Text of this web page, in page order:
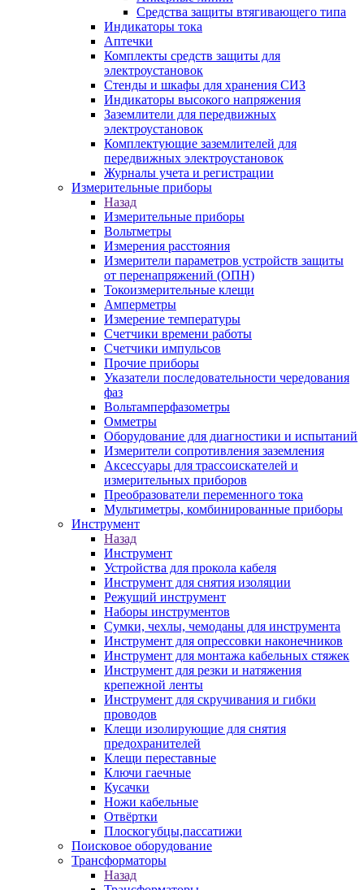
Средства защиты втягивающего типа
Индикаторы тока
Аптечки
Комплекты средств защиты для
электроустановок
Стенды и шкафы для хранения СИЗ
Индикаторы высокого напряжения
Заземлители для передвижных
электроустановок
Комплектующие заземлителей для
передвижных электроустановок
Журналы учета и регистрации
Измерительные приборы
Назад
Измерительные приборы
Вольтметры
Измерения расстояния
Измерители параметров устройств защиты
от перенапряжений (ОПН)
Токоизмерительные клещи
Амперметры
Измерение температуры
Счетчики времени работы
Счетчики импульсов
Прочие приборы
Указатели последовательности чередования
фаз
Вольтамперфазометры
Омметры
Оборудование для диагностики и испытаний
Измерители сопротивления заземления
Аксессуары для трассоискателей и
измерительных приборов
Преобразователи переменного тока
Мультиметры, комбинированные приборы
Инструмент
Назад
Инструмент
Устройства для прокола кабеля
Инструмент для снятия изоляции
Режущий инструмент
Наборы инструментов
Сумки, чехлы, чемоданы для инструмента
Инструмент для опрессовки наконечников
Инструмент для монтажа кабельных стяжек
Инструмент для резки и натяжения
крепежной ленты
Инструмент для скручивания и гибки
проводов
Клещи изолирующие для снятия
предохранителей
Клещи переставные
Ключи гаечные
Кусачки
Ножи кабельные
Отвёртки
Плоскогубцы,пассатижи
Поисковое оборудование
Трансформаторы
Назад